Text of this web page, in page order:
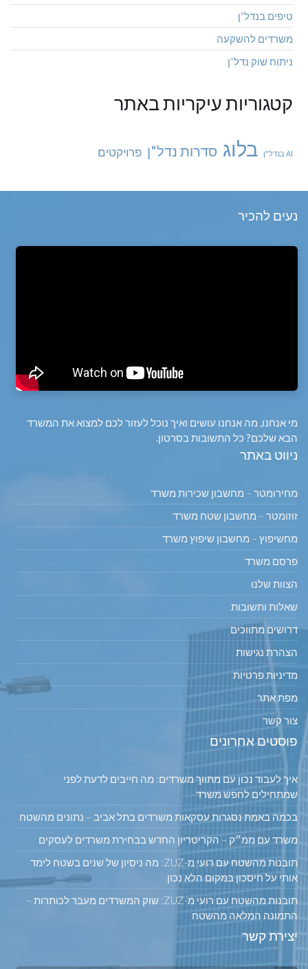
טיפים בנדל"ן
משרדים להשקעה
ניתוח שוק נדל"ן
קטגוריות עיקריות באתר
AI בנדל"ן בלוג סדרות נדל"ן פרויקטים
נעים להכיר
מי אנחנו, מה אנחנו עושים ואיך נוכל לעזור לכם למצוא את המשרד
הבא שלכם? כל התשובות בסרטון.
ניווט באתר
מחירומטר – מחשבון שכירות משרד
זוזומטר – מחשבון שטח משרד
מחשיפוץ – מחשבון שיפוץ משרד
פרסם משרד
הצוות שלנו
שאלות ותשובות
דרושים מתווכים
הצהרת נגישות
מדיניות פרטיות
מפת אתר
צור קשר
פוסטים אחרונים
איך לעבוד נכון עם מתווך משרדים: מה חייבים לדעת לפני
שמתחילים לחפש משרד
בכמה באמת נסגרות עסקאות משרדים בתל אביב – נתונים מהשטח
משרד עם ממ״ק – הקריטריון החדש בבחירת משרדים לעסקים
תובנות מהשטח עם רועי מ-ZUZ: מה ניסיון של שנים בשטח לימד
אותי על חיסכון במקום הלא נכון
תובנות מהשטח עם רועי מ-ZUZ: שוק המשרדים מעבר לכותרות –
התמונה המלאה מהשטח
יצירת קשר